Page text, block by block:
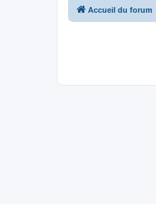
Accueil du forum